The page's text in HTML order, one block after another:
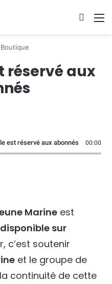
Boutique
réservé aux
est réservé aux abonnés 00:00
Marine est
sur
c’est soutenir
et le groupe de
continuité de cette